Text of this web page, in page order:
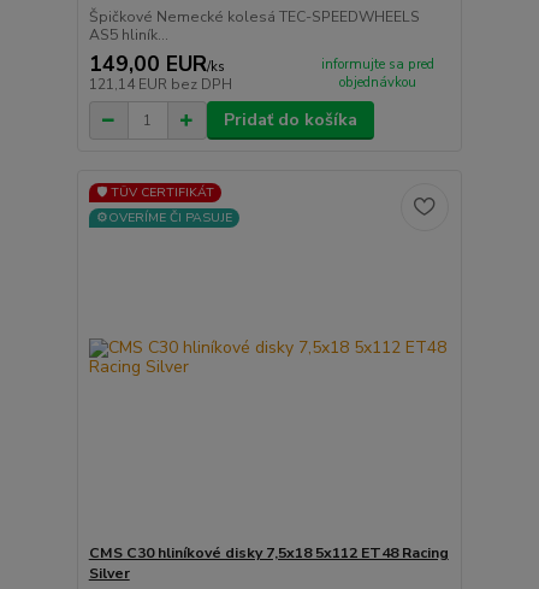
Špičkové Nemecké kolesá TEC-SPEEDWHEELS
AS5 hliník...
149,00 EUR/ks
121,14 EUR bez DPH
informujte sa pred
objednávkou
Pridať do košíka
🛡️ TÜV CERTIFIKÁT
⚙️OVERÍME ČI PASUJE
CMS C30 hliníkové disky 7,5x18 5x112 ET48 Racing
Silver